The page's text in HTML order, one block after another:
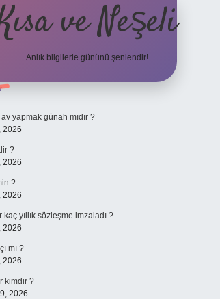
ve Neşeli
Anlık bilgilerle gününü şenlendir!
yapmak günah mıdır ?
2026
?
2026
?
2026
yıllık sözleşme imzaladı ?
2026
mı ?
2026
kimdir ?
2026